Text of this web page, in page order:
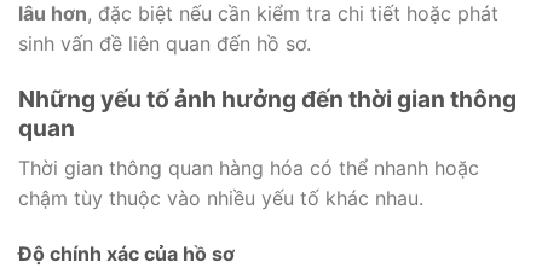
lâu hơn, đặc biệt nếu cần kiểm tra chi tiết hoặc phát
sinh vấn đề liên quan đến hồ sơ.
Những yếu tố ảnh hưởng đến thời gian thông
quan
Thời gian thông quan hàng hóa có thể nhanh hoặc
chậm tùy thuộc vào nhiều yếu tố khác nhau.
Độ chính xác của hồ sơ